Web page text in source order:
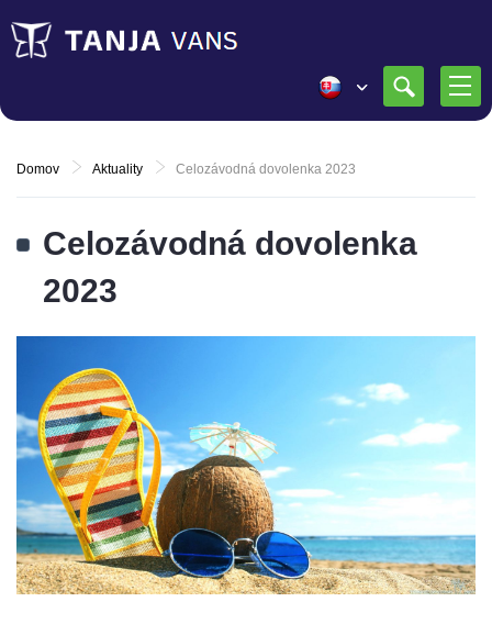
Domov Aktuality Celozávodná dovolenka 2023
Celozávodná dovolenka
2023